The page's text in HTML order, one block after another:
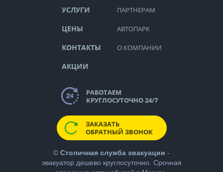
УСЛУГИ
ЦЕНЫ
КОНТАКТЫ
АКЦИИ
ПАРТНЕРАМ
АВТОПАРК
О КОМПАНИИ
РАБОТАЕМ
КРУГЛОСУТОЧНО 24/7
ЗАКАЗАТЬ
ОБРАТНЫЙ ЗВОНОК
© Столичная служба эвакуации -
эвакуатор дешевокруглосуточно. Срочная